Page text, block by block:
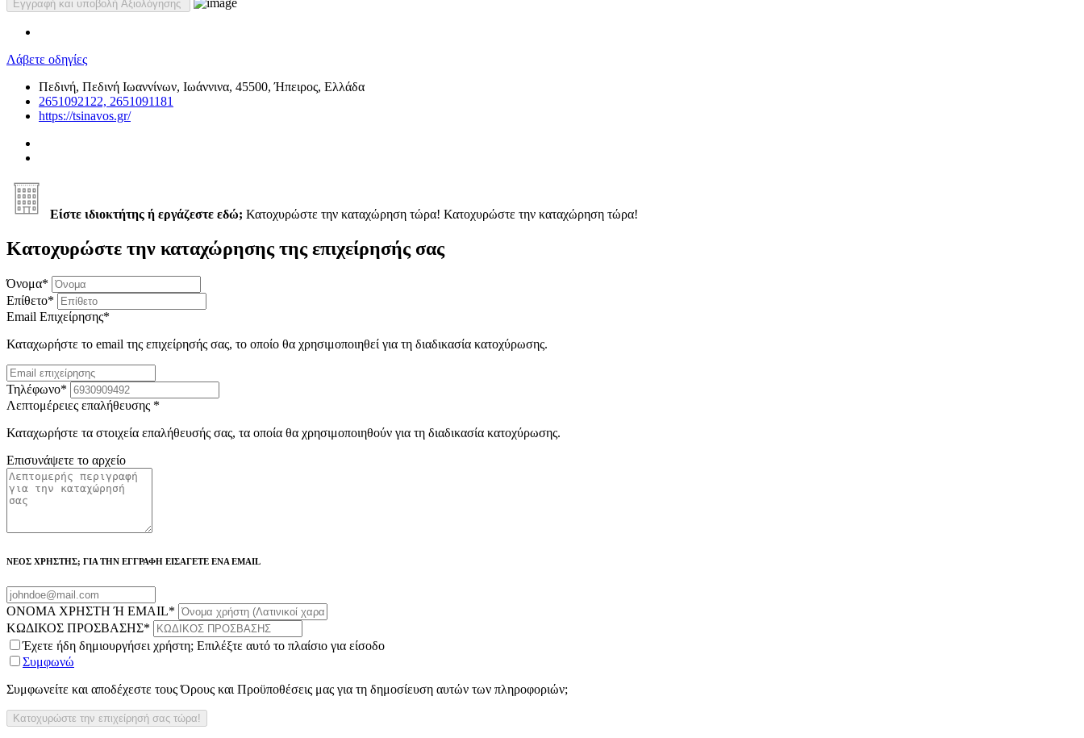
Λάβετε οδηγίες
Πεδινή, Πεδινή Ιωαννίνων, Ιωάννινα, 45500, Ήπειρος, Ελλάδα
2651092122, 2651091181
https://tsinavos.gr/
Είστε ιδιοκτήτης ή εργάζεστε εδώ; Κατοχυρώστε την καταχώρηση τώρα! Κατοχυρώστε την καταχώρηση τώρα!
Κατοχυρώστε την καταχώρησης της επιχείρησής σας
Όνομα*
Επίθετο*
Email Επιχείρησης*
Καταχωρήστε το email της επιχείρησής σας, το οποίο θα χρησιμοποιηθεί για τη διαδικασία κατοχύρωσης.
Τηλέφωνο*
Λεπτομέρειες επαλήθευσης *
Καταχωρήστε τα στοιχεία επαλήθευσής σας, τα οποία θα χρησιμοποιηθούν για τη διαδικασία κατοχύρωσης.
Επισυνάψετε το αρχείο
ΝΕΟΣ ΧΡΗΣΤΗΣ; ΓΙΑ ΤΗΝ ΕΓΓΡΑΦΗ ΕΙΣΑΓΕΤΕ ΕΝΑ EMAIL
ΟΝΟΜΑ ΧΡΗΣΤΗ Ή EMAIL*
ΚΩΔΙΚΟΣ ΠΡΟΣΒΑΣΗΣ*
Έχετε ήδη δημιουργήσει χρήστη; Επιλέξτε αυτό το πλαίσιο για είσοδο
Συμφωνώ
Συμφωνείτε και αποδέχεστε τους Όρους και Προϋποθέσεις μας για τη δημοσίευση αυτών των πληροφοριών;